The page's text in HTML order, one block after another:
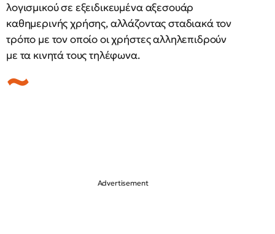
λογισμικού σε εξειδικευμένα αξεσουάρ
καθημερινής χρήσης, αλλάζοντας σταδιακά τον
τρόπο με τον οποίο οι χρήστες αλληλεπιδρούν
με τα κινητά τους τηλέφωνα.